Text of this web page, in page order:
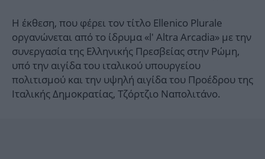
Η έκθεση, που φέρει τον τίτλο Ellenico Plurale
οργανώνεται από το ίδρυμα «l' Altra Arcadia» με την
συνεργασία της Ελληνικής Πρεσβείας στην Ρώμη,
υπό την αιγίδα του ιταλικού υπουργείου
πολιτισμού και την υψηλή αιγίδα του Προέδρου της
Ιταλικής Δημοκρατίας, Τζόρτζιο Ναπολιτάνο.